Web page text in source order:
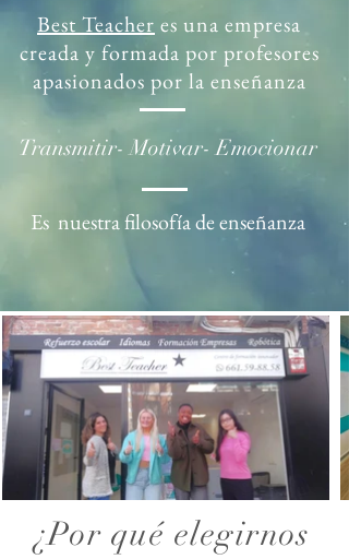
Best Teacher es una empresa
creada y formada por profesores
apasionados por la enseñanza
Transmitir- Motivar- Emocionar
Es nuestra filosofía de enseñanza
¿Por qué elegirnos